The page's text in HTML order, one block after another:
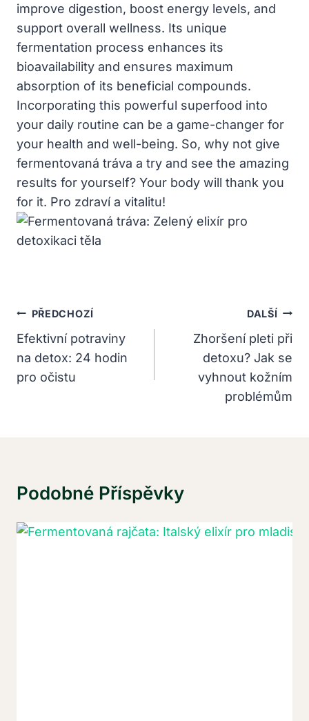
improve digestion, boost energy levels, and
support overall wellness. Its unique
fermentation process enhances its
bioavailability and ensures maximum
absorption of its beneficial compounds.
Incorporating this powerful superfood into
your daily routine can be a game-changer for
your health and well-being. So, why not give
fermentovaná tráva a try and see the amazing
results for yourself? Your body will thank you
for it. Pro zdraví a vitalitu!
Navigace
Pro
Příspěvek
PŘEDCHOZÍ
Efektivní potraviny
na detox: 24 hodin
pro očistu
DALŠÍ
Zhoršení pleti při
detoxu? Jak se
vyhnout kožním
problémům
Podobné Příspěvky